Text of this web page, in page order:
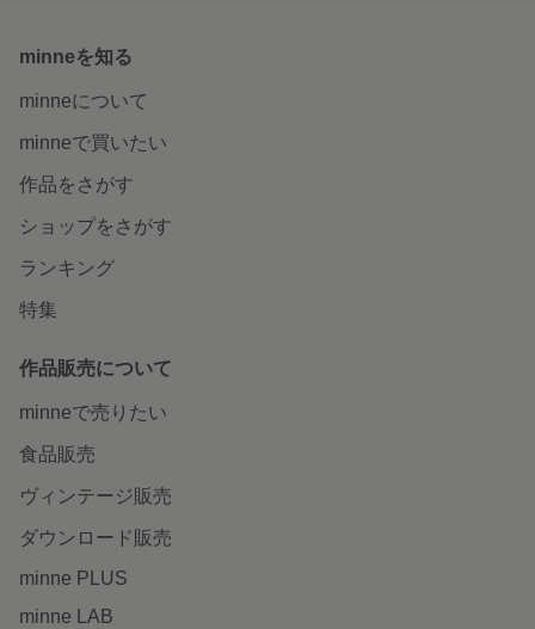
minneを知る
minneについて
minneで買いたい
作品をさがす
ショップをさがす
ランキング
特集
作品販売について
minneで売りたい
食品販売
ヴィンテージ販売
ダウンロード販売
minne PLUS
minne LAB